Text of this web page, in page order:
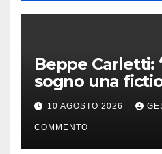
Beppe Carletti:
sogno una
Nomadi.
bello”
10 AGOSTO 2026
COMMENTO